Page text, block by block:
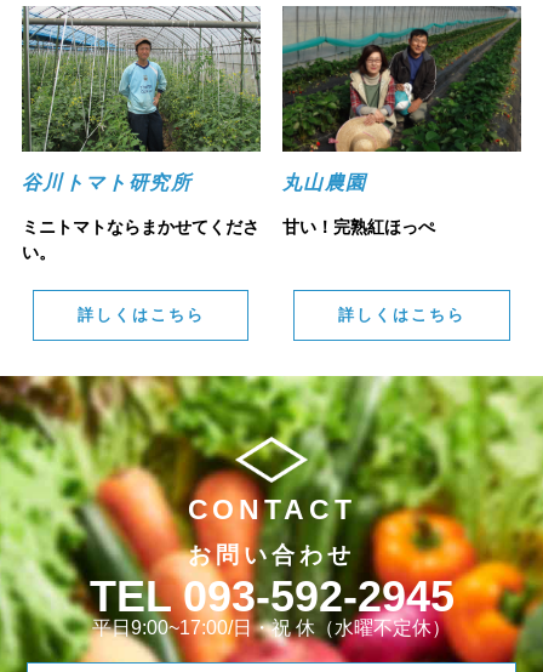
谷川トマト研究所
ミニトマトならまかせてくださ
い。
詳しくはこちら
丸山農園
甘い！完熟紅ほっぺ
詳しくはこちら
CONTACT
お問い合わせ
093-592-2945
平日9:00~17:00/日・祝 休（水曜不定休）